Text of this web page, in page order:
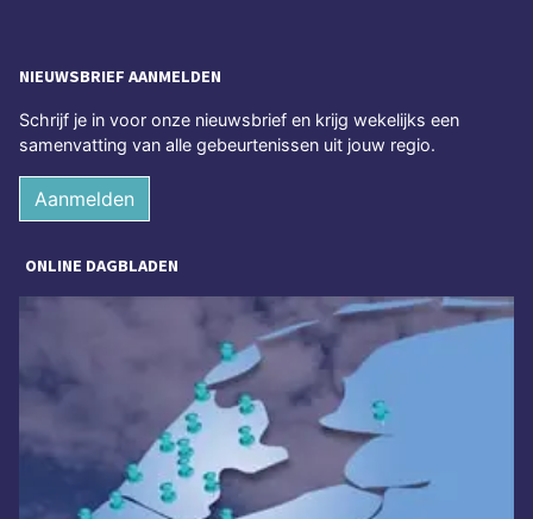
NIEUWSBRIEF AANMELDEN
Schrijf je in voor onze nieuwsbrief en krijg wekelijks een
samenvatting van alle gebeurtenissen uit jouw regio.
Aanmelden
ONLINE DAGBLADEN